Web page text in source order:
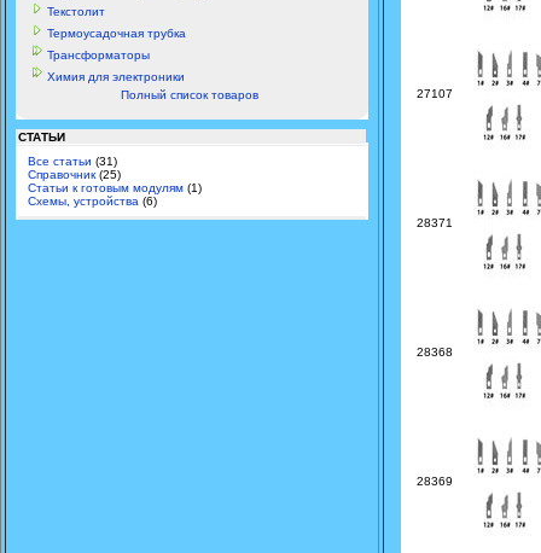
Текстолит
Термоусадочная трубка
Трансформаторы
Химия для электроники
Полный список товаров
СТАТЬИ
Все статьи (31)
Справочник (25)
Статьи к готовым модулям (1)
Схемы, устройства (6)
27107
28371
28368
28369